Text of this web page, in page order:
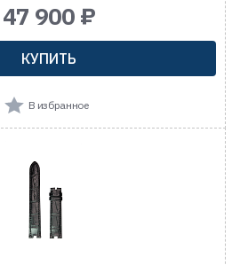
47 900 ₽
КУПИТЬ
В избранное